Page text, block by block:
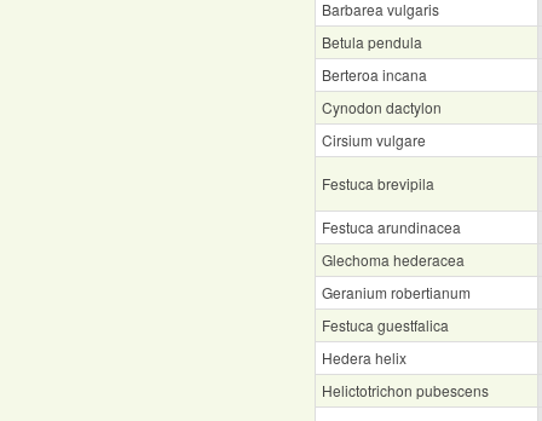
Barbarea vulgaris
Betula pendula
Berteroa incana
Cynodon dactylon
Cirsium vulgare
Festuca brevipila
Festuca arundinacea
Glechoma hederacea
Geranium robertianum
Festuca guestfalica
Hedera helix
Helictotrichon pubescens